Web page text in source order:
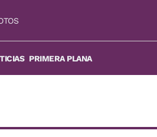
PRIMERA PLANA